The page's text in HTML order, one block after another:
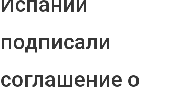
подписали
соглашение о